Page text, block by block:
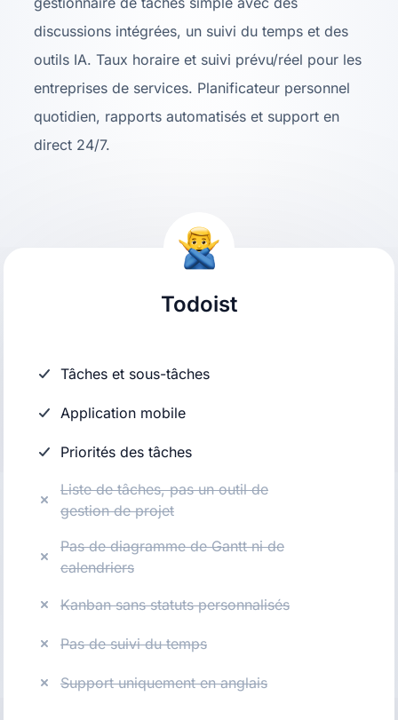
discussions intégrées, un suivi du temps et des
outils IA. Taux horaire et suivi prévu/réel pour les
entreprises de services. Planificateur personnel
quotidien, rapports automatisés et support en
direct 24/7.
Todoist
Tâches et sous-tâches
Application mobile
Priorités des tâches
Liste de tâches, pas un outil de
gestion de projet
Pas de diagramme de Gantt ni de
calendriers
Kanban sans statuts personnalisés
Pas de suivi du temps
Support uniquement en anglais